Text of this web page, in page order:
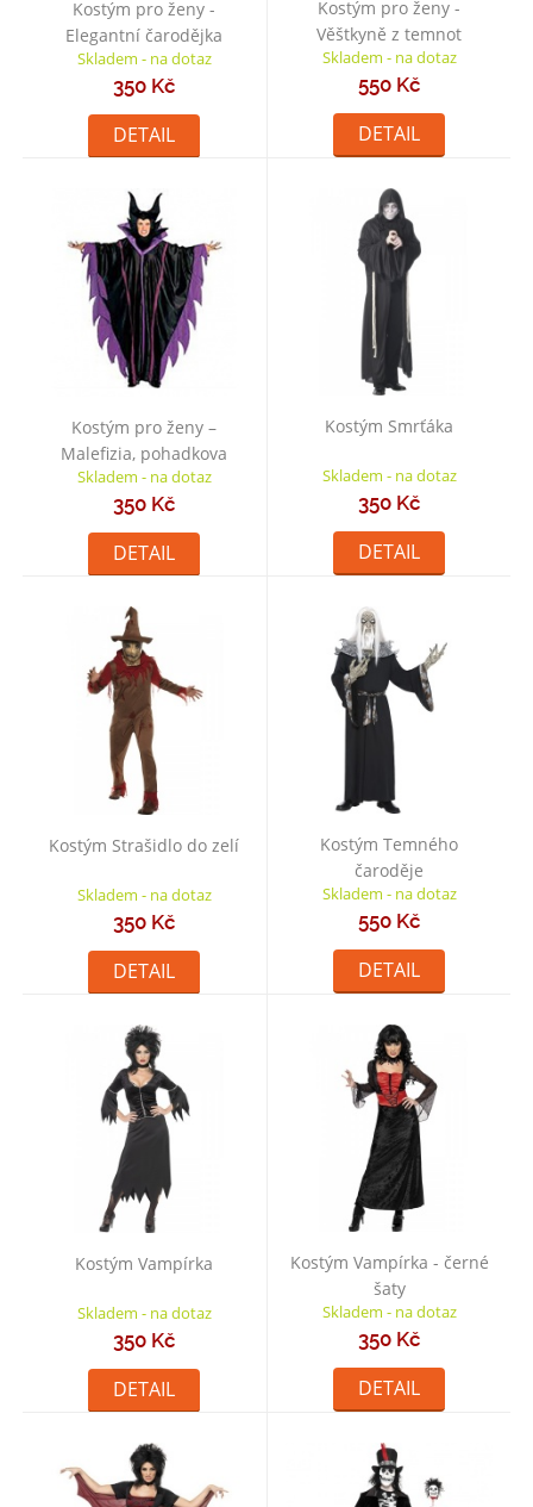
Kostým pro ženy -
Elegantní čarodějka
Skladem - na dotaz
350 Kč
DETAIL
Kostým pro ženy -
Věštkyně z temnot
Skladem - na dotaz
550 Kč
DETAIL
Kostým pro ženy –
Malefizia, pohadkova
čarodějka
Skladem - na dotaz
350 Kč
DETAIL
Kostým Smrťáka
Skladem - na dotaz
350 Kč
DETAIL
Kostým Strašidlo do zelí
Skladem - na dotaz
350 Kč
DETAIL
Kostým Temného
čaroděje
Skladem - na dotaz
550 Kč
DETAIL
Kostým Vampírka
Skladem - na dotaz
350 Kč
DETAIL
Kostým Vampírka - černé
šaty
Skladem - na dotaz
350 Kč
DETAIL